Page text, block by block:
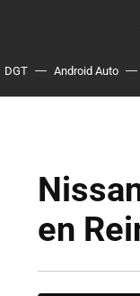
DGT Android Auto
en